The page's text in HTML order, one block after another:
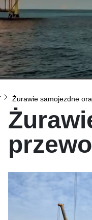
Żurawie samojezdne